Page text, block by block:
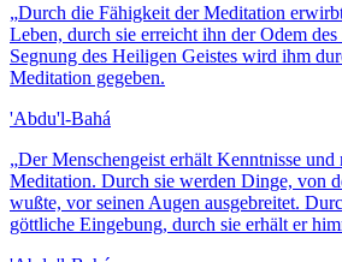
„Durch die Fähigkeit der Meditation
Leben, durch sie erreicht ihn der Odem
Segnung des Heiligen Geistes wird ihm
Meditation gegeben.
'Abdu'l-Bahá
„Der Menschengeist erhält Kenntnisse
Meditation. Durch sie werden Dinge, von
wußte, vor seinen Augen ausgebreitet.
göttliche Eingebung, durch sie erhält er